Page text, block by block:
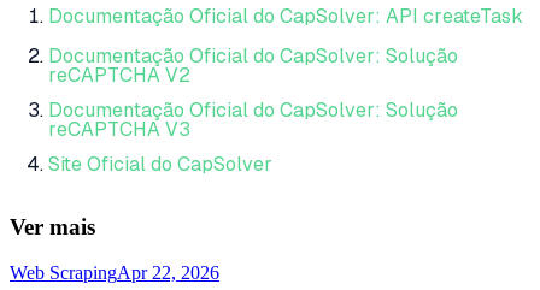
Documentação Oficial do CapSolver: API createTask
Documentação Oficial do CapSolver: Solução
reCAPTCHA V2
Documentação Oficial do CapSolver: Solução
reCAPTCHA V3
Site Oficial do CapSolver
Ver mais
Web ScrapingApr 22, 2026